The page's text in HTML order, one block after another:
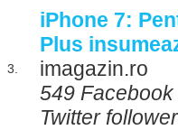
3.
iPhone 7:
Plus
imagazin.ro
549
Twitter